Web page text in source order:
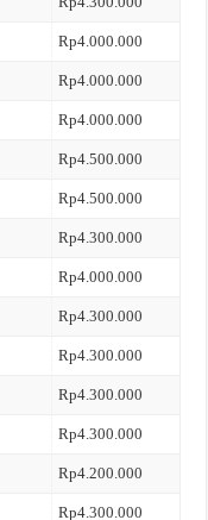
Rp4.000.000
Rp4.000.000
Rp4.000.000
Rp4.500.000
Rp4.500.000
Rp4.300.000
Rp4.000.000
Rp4.300.000
Rp4.300.000
Rp4.300.000
Rp4.300.000
Rp4.200.000
Rp4.300.000